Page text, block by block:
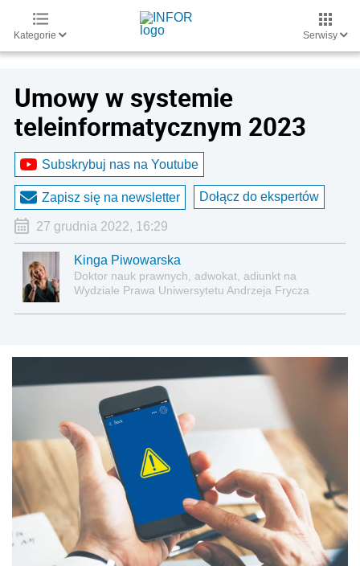
Kategorie Serwisy
Umowy w systemie
teleinformatycznym 2023
Subskrybuj nas na Youtube
Zapisz się na newsletter Dołącz do ekspertów
27 grudnia 2022, 16:29
Kinga Piwowarska
Doktor nauk prawnych, adwokat, adiunkt na
Wydziale Prawa Uniwersytetu Andrzeja Frycza
administracyjnoprawnych aspektach związanych z
pracą i pomocą socjalną.